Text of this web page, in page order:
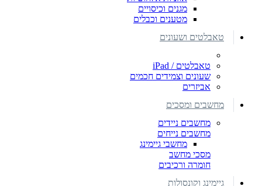
מגנים וכיסויים
מטענים וכבלים
טאבלטים ושעונים
טאבלטים / iPad
שעונים וצמידים חכמים
אביזרים
מחשבים ומסכים
מחשבים ניידים
מחשבים נייחים
מחשבי גיימינג
מסכי מחשב
חומרה ורכיבים
גיימינג וקונסולות